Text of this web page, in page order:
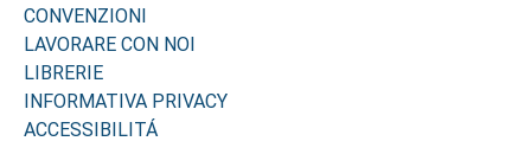
CONVENZIONI
LAVORARE CON NOI
LIBRERIE
INFORMATIVA PRIVACY
ACCESSIBILITÁ